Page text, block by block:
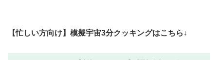
【忙しい方向け】模擬宇宙3分クッキングはこちら↓